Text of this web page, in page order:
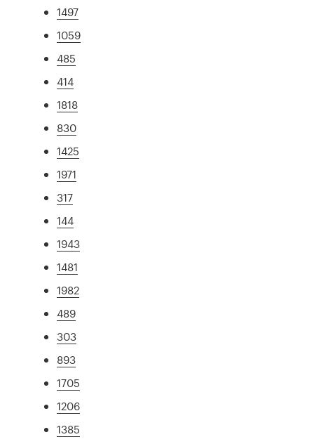
1497
1059
485
414
1818
830
1425
1971
317
144
1943
1481
1982
489
303
893
1705
1206
1385